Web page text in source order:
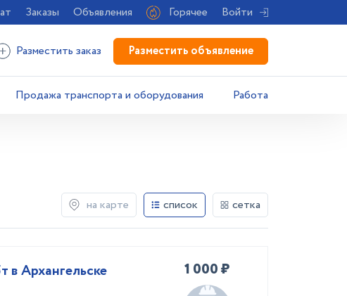
Заказы Объявления Горячее Войти
Разместить заказ Разместить объявление
Продажа транспорта и оборудования Работа
на карте список сетка
в Архангельске 1 000 ₽